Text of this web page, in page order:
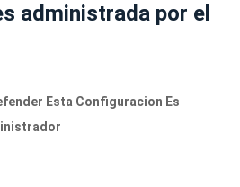
administrada por el
Esta Configuracion Es